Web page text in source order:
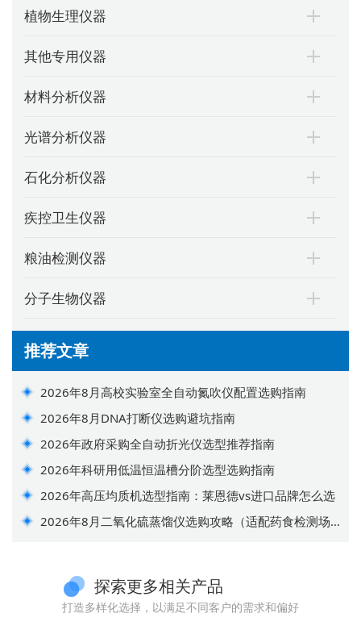
植物生理仪器
其他专用仪器
材料分析仪器
光谱分析仪器
石化分析仪器
疾控卫生仪器
粮油检测仪器
分子生物仪器
推荐文章
2026年8月高校实验室全自动氮吹仪配置选购指南
2026年8月DNA打断仪选购避坑指南
2026年政府采购全自动折光仪选型推荐指南
2026年科研用低温恒温槽分阶选型选购指南
2026年高压均质机选型指南：莱恩德vs进口品牌怎么选
2026年8月二氧化硫蒸馏仪选购攻略（适配药食检测场
探索更多相关产品
打造多样化选择，以满足不同客户的需求和偏好